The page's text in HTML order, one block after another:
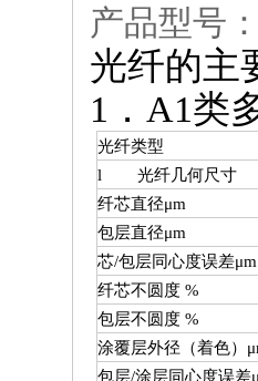
产品型号
光纤的主
1．A1类
光纤类型
l 光纤几何尺寸
纤芯直径μm
包层直径μm
芯/包层同心度误差μm
纤芯不圆度 %
包层不圆度 %
涂覆层外径（着色）
包层/涂层同心度误差